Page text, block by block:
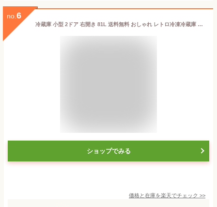
no. 6
冷蔵庫 小型 2ドア 右開き 81L 送料無料 おしゃれ レトロ冷凍冷蔵庫 ひとり暮らし 一人暮らし ミニ冷蔵庫 静音 スリム コンパクト レトロ 冷凍冷蔵庫 冷凍庫 家庭用 冷蔵 冷凍 大容量 セカンド冷蔵庫 PRR-082D-B【広告】[2503SX]
ショップでみる
価格と在庫を楽天でチェック >>